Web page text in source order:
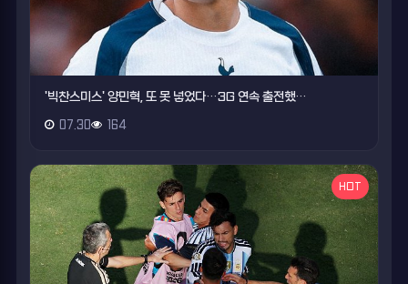
'빅찬스미스' 양민혁, 또 못 넣었다…3G 연속 출전했…
07.30 164
HOT